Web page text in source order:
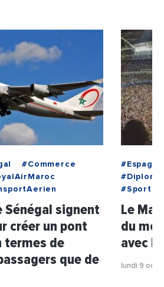
#Commerce
Sénégal signent
créer un pont
termes de
que de
#Espagne
#Sport
Le
du
avec
lundi 9